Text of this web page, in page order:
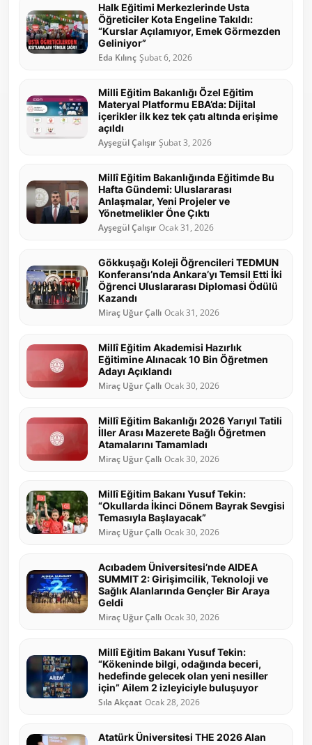
Halk Eğitimi Merkezlerinde Usta
Öğreticiler Kota Engeline Takıldı:
“Kurslar Açılamıyor, Emek Görmezden
Geliniyor”
Eda Kılınç Şubat 6, 2026
Milli Eğitim Bakanlığı Özel Eğitim
Materyal Platformu EBA’da: Dijital
içerikler ilk kez tek çatı altında erişime
açıldı
Ayşegül Çalışır Şubat 3, 2026
Millî Eğitim Bakanlığında Eğitimde Bu
Hafta Gündemi: Uluslararası
Anlaşmalar, Yeni Projeler ve
Yönetmelikler Öne Çıktı
Ayşegül Çalışır Ocak 31, 2026
Gökkuşağı Koleji Öğrencileri TEDMUN
Konferansı’nda Ankara’yı Temsil Etti İki
Öğrenci Uluslararası Diplomasi Ödülü
Kazandı
Miraç Uğur Çallı Ocak 31, 2026
Millî Eğitim Akademisi Hazırlık
Eğitimine Alınacak 10 Bin Öğretmen
Adayı Açıklandı
Miraç Uğur Çallı Ocak 30, 2026
Millî Eğitim Bakanlığı 2026 Yarıyıl Tatili
İller Arası Mazerete Bağlı Öğretmen
Atamalarını Tamamladı
Miraç Uğur Çallı Ocak 30, 2026
Millî Eğitim Bakanı Yusuf Tekin:
“Okullarda İkinci Dönem Bayrak Sevgisi
Temasıyla Başlayacak”
Miraç Uğur Çallı Ocak 30, 2026
Acıbadem Üniversitesi’nde AIDEA
SUMMIT 2: Girişimcilik, Teknoloji ve
Sağlık Alanlarında Gençler Bir Araya
Geldi
Miraç Uğur Çallı Ocak 30, 2026
Millî Eğitim Bakanı Yusuf Tekin:
“Kökeninde bilgi, odağında beceri,
hedefinde gelecek olan yeni nesiller
için” Ailem 2 izleyiciyle buluşuyor
Sıla Akçaat Ocak 28, 2026
Atatürk Üniversitesi THE 2026 Alan